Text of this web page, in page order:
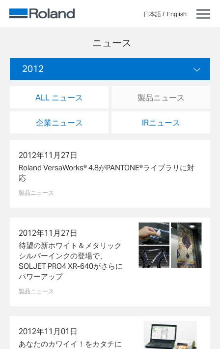
日本語 English
ニュース
2012
ALL ニュース 製品ニュース
企業ニュース IRニュース
2012年11月27日
Roland VersaWorks® 4.8がPANTONE®ライブラリに対
応
製品ニュース
2012年11月27日
待望の新ホワイト＆メタリック
シルバーインクの登場で、
SOLJET PRO4 XR-640がさらに
パワーアップ
製品ニュース
2012年11月01日
あなたのカワイイ！をカタチに